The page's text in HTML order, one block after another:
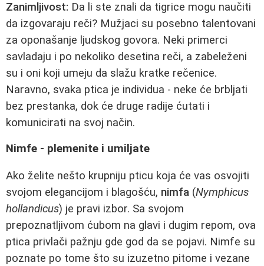
Zanimljivost: Da li ste znali da tigrice mogu naučiti
da izgovaraju reči? Mužjaci su posebno talentovani
za oponašanje ljudskog govora. Neki primerci
savladaju i po nekoliko desetina reči, a zabeleženi
su i oni koji umeju da slažu kratke rečenice.
Naravno, svaka ptica je individua - neke će brbljati
bez prestanka, dok će druge radije ćutati i
komunicirati na svoj način.
Nimfe - plemenite i umiljate
Ako želite nešto krupniju pticu koja će vas osvojiti
svojom elegancijom i blagošću, nimfa (Nymphicus
hollandicus) je pravi izbor. Sa svojom
prepoznatljivom ćubom na glavi i dugim repom, ova
ptica privlači pažnju gde god da se pojavi. Nimfe su
poznate po tome što su izuzetno pitome i vezane